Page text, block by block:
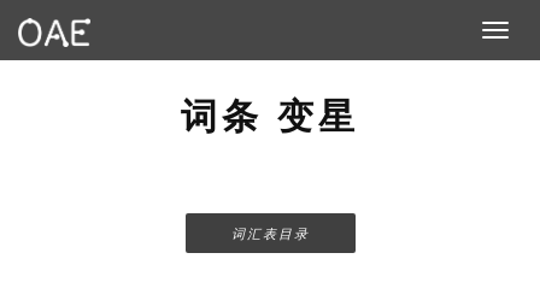
Toggle
词条 变星
词汇表目录